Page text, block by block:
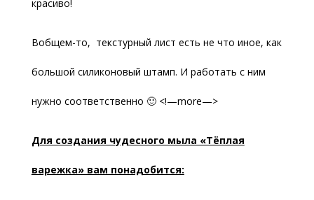
красиво!
Вобщем-то, текстурный лист есть не что иное, как
большой силиконовый штамп. И работать с ним
нужно соответственно 🙂 <!—more—>
Для создания чудесного мыла «Тёплая
варежка» вам понадобится: